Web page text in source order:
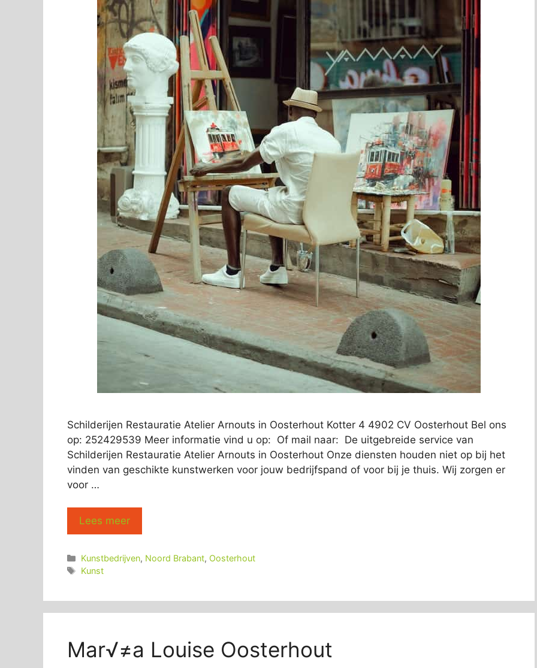
Schilderijen Restauratie Atelier Arnouts in Oosterhout Kotter 4 4902 CV Oosterhout Bel ons
op: 252429539 Meer informatie vind u op: Of mail naar: De uitgebreide service van
Schilderijen Restauratie Atelier Arnouts in Oosterhout Onze diensten houden niet op bij het
vinden van geschikte kunstwerken voor jouw bedrijfspand of voor bij je thuis. Wij zorgen er
voor …
Lees meer
Categorieën
Kunstbedrijven, Noord Brabant, Oosterhout
Tags
Kunst
Mar√≠a Louise Oosterhout